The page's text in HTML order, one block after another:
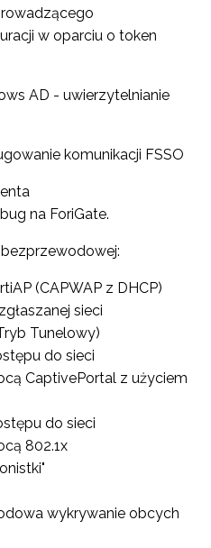
w oparciu o token
AD - uwierzytelnianie
komunikacji FSSO
na ForiGate.
(CAPWAP z DHCP)
sieci
Tunelowy)
do sieci
CaptivePortal z użyciem
do sieci
802.1x
wykrywanie obcych